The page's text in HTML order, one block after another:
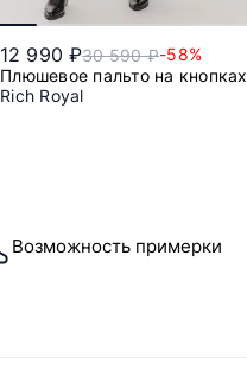
12 990 ₽30 590 ₽-58%
Плюшевое пальто на кнопках
Rich Royal
Возможность примерки